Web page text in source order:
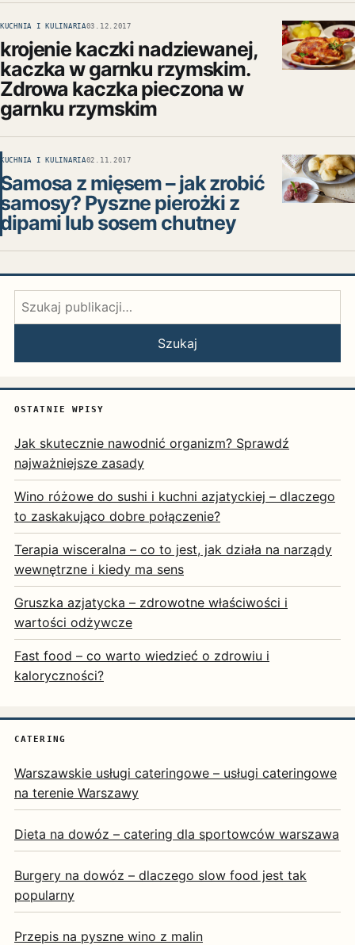
KUCHNIA I KULINARIA03.12.2017
krojenie kaczki nadziewanej,
kaczka w garnku rzymskim.
Zdrowa kaczka pieczona w
garnku rzymskim
KUCHNIA I KULINARIA02.11.2017
Samosa z mięsem – jak zrobić
samosy? Pyszne pierożki z
dipami lub sosem chutney
Szukaj:
Szukaj
OSTATNIE WPISY
Jak skutecznie nawodnić organizm? Sprawdź
najważniejsze zasady
Wino różowe do sushi i kuchni azjatyckiej – dlaczego
to zaskakująco dobre połączenie?
Terapia wisceralna – co to jest, jak działa na narządy
wewnętrzne i kiedy ma sens
Gruszka azjatycka – zdrowotne właściwości i
wartości odżywcze
Fast food – co warto wiedzieć o zdrowiu i
kaloryczności?
CATERING
Warszawskie usługi cateringowe – usługi cateringowe
na terenie Warszawy
Dieta na dowóz – catering dla sportowców warszawa
Burgery na dowóz – dlaczego slow food jest tak
popularny
Przepis na pyszne wino z malin